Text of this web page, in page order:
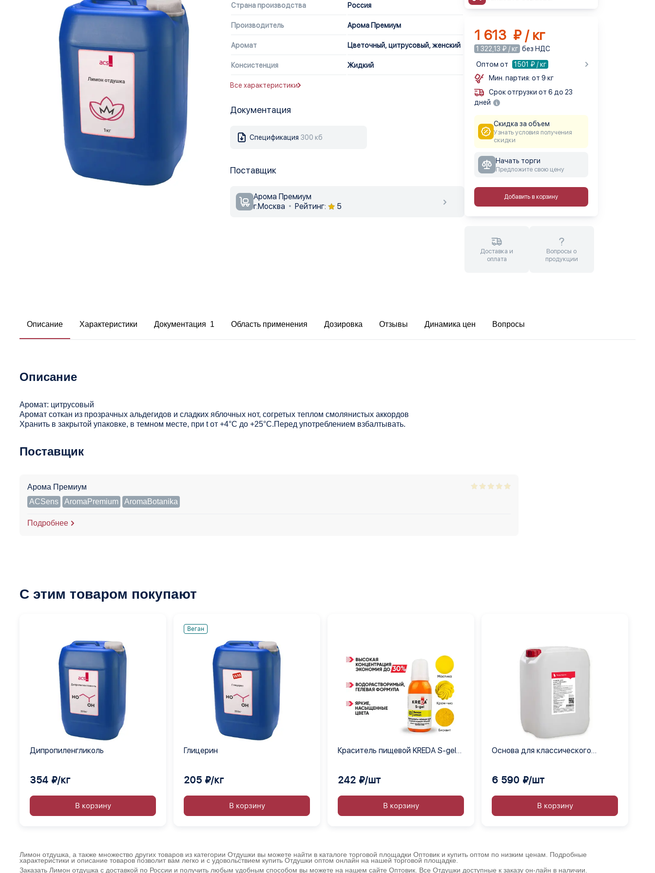
Страна производства Россия
Производитель Арома Премиум
Аромат Цветочный, цитрусовый, женский
Консистенция Жидкий
Все характеристики
Документация
Спецификация 300 кб
Поставщик
Арома Премиум
г.Москва
Рейтинг: 5
1 613 ₽ / кг
1 322,13 ₽ / кг без НДС
Оптом от
1501 ₽ / кг
Мин. партия: от 9 кг
Срок отгрузки от 6 до 23
дней
Скидка за объем
Узнать условия получения
скидки
Начать торги
Предложите свою цену
Добавить в корзину
Доставка и
оплата
Вопросы о
продукции
Описание Характеристики Документация 1 Область применения Дозировка Отзывы Динамика цен Вопросы
Описание
Аромат: цитрусовый
Аромат соткан из прозрачных альдегидов и сладких яблочных нот, согретых теплом смолянистых аккордов
Хранить в закрытой упаковке, в темном месте, при t от +4°С до +25°С.Перед употреблением взбалтывать.
Поставщик
Арома Премиум
ACSens
AromaPremium AromaBotanika
Подробнее
С этим товаром покупают
Дипропиленгликоль
354 ₽/кг
В корзину
Веган
Глицерин
205 ₽/кг
В корзину
Краситель пищевой KREDA S-gel
242 ₽/шт
В корзину
Основа для классического
6 590 ₽/шт
В корзину
Лимон отдушка, а также множество других товаров из категории Отдушки вы можете найти в каталоге торговой площадки Оптовик и купить оптом по низким ценам. Подробные
характеристики и описание товаров позволит вам легко и с удовольствием купить Отдушки оптом онлайн на нашей торговой площадке.
Заказать Лимон отдушка с доставкой по России и получить любым удобным способом вы можете на нашем сайте Оптовик. Все Отдушки доступные к заказу он-лайн в наличии.